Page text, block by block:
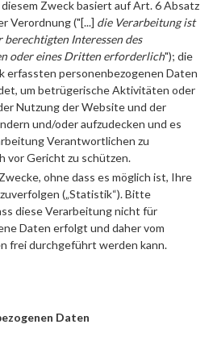
Zweck basiert auf Art. 6 Absatz
Verordnung ("[...] die Verarbeitung ist
berechtigten Interessen des
oder eines Dritten erforderlich"); die
erfassten personenbezogenen Daten
um betrügerische Aktivitäten oder
Nutzung der Website und der
und/oder aufzudecken und es
Verantwortlichen zu
vor Gericht zu schützen.
ohne dass es möglich ist, Ihre
(„Statistik“). Bitte
diese Verarbeitung nicht für
Daten erfolgt und daher vom
frei durchgeführt werden kann.
Daten